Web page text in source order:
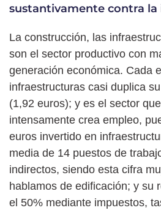
sustantivamente contra la
La construcción, las
son el sector productivo con
generación económica. Cada
infraestructuras casi duplica
(1,92 euros); y es el sector
intensamente crea empleo,
euros invertido en
media de 14 puestos de
indirectos, siendo esta cifra
hablamos de edificación; y su
el 50% mediante impuestos,